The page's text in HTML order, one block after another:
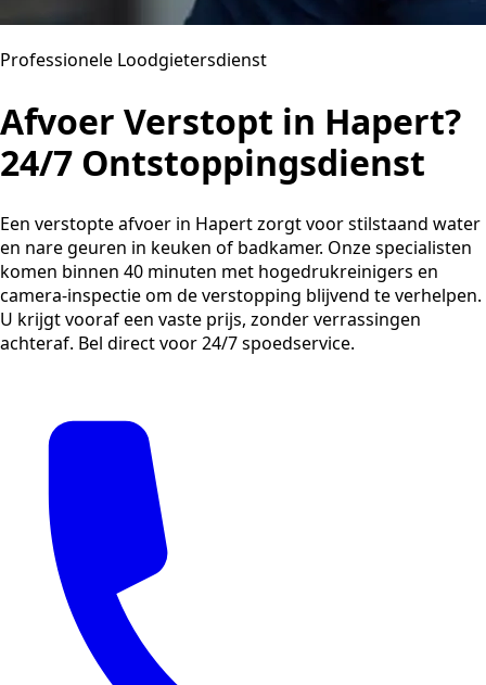
Professionele Loodgietersdienst
Afvoer Verstopt in Hapert?
24/7 Ontstoppingsdienst
Een verstopte afvoer in Hapert zorgt voor stilstaand water
en nare geuren in keuken of badkamer. Onze specialisten
komen binnen 40 minuten met hogedrukreinigers en
camera-inspectie om de verstopping blijvend te verhelpen.
U krijgt vooraf een vaste prijs, zonder verrassingen
achteraf. Bel direct voor 24/7 spoedservice.